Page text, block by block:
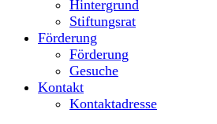
Hintergrund
Stiftungsrat
Förderung
Förderung
Gesuche
Kontakt
Kontaktadresse